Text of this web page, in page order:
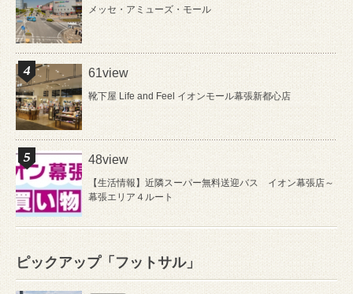
メッセ・アミューズ・モール
61view
靴下屋 Life and Feel イオンモール幕張新都心店
48view
【生活情報】近隣スーパー無料送迎バス イオン幕張店～
幕張エリア４ルート
ピックアップ「フットサル」